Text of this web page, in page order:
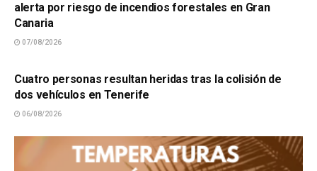
alerta por riesgo de incendios forestales en Gran
Canaria
07/08/2026
Cuatro personas resultan heridas tras la colisión de
dos vehículos en Tenerife
06/08/2026